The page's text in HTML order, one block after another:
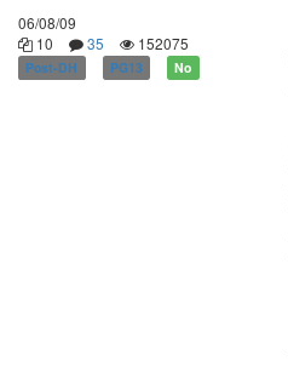
06/08/09
10
35 152075
Post-DH PG13 No